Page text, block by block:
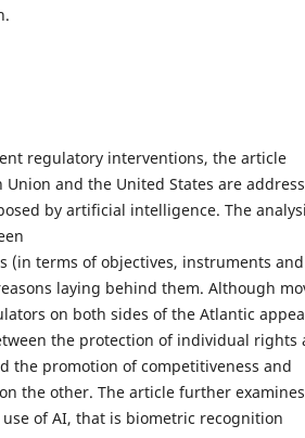
regulatory interventions, the article
Union and the United States are
by artificial intelligence. The
(in terms of objectives, instruments and
laying behind them. Although
on both sides of the Atlantic
the protection of individual rights
the promotion of competitiveness and
the other. The article further
of AI, that is biometric recognition